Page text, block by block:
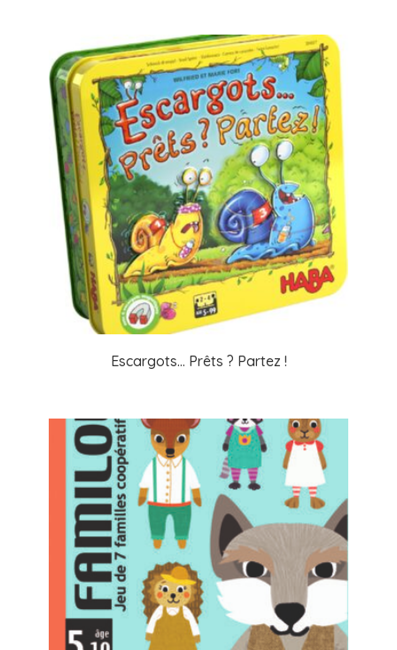
Escargots… Prêts ? Partez !